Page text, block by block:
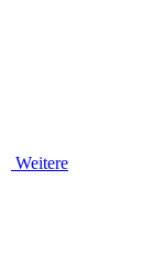
Weitere